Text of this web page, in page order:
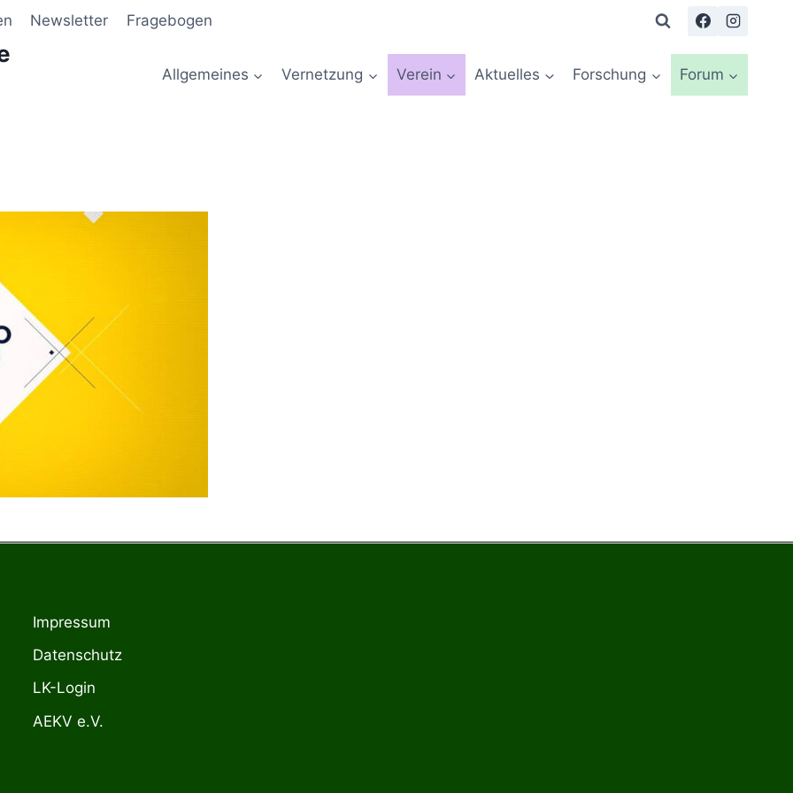
Newsletter Fragebogen
Allgemeines Vernetzung Verein Aktuelles Forschung Forum
Impressum
Datenschutz
LK-Login
AEKV e.V.